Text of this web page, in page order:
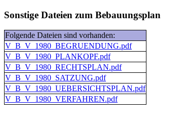
Sonstige Dateien zum Bebauungsplan
Folgende Dateien sind vorhanden:
V_B_V_1980_BEGRUENDUNG.pdf
V_B_V_1980_PLANKOPF.pdf
V_B_V_1980_RECHTSPLAN.pdf
V_B_V_1980_SATZUNG.pdf
V_B_V_1980_UEBERSICHTSPLAN.pdf
V_B_V_1980_VERFAHREN.pdf